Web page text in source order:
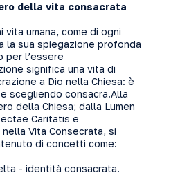
della vita consacrata
vita umana, come di ogni
la sua spiegazione profonda
per l’essere
significa una vita di
a Dio nella Chiesa: è
scegliendo consacra.Alla
della Chiesa; dalla Lumen
Caritatis e
Vita Consecrata, si
di concetti come:
- identità consacrata.